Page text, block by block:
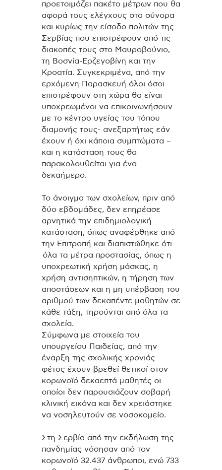
προετοιμάζει πακέτο μέτρων που θα
αφορά τους ελέγχους στα σύνορα
και κυρίως την είσοδο πολιτών της
Σερβίας που επιστρέφουν από τις
διακοπές τους στο Μαυροβούνιο,
τη Βοσνία-Ερζεγοβίνη και την
Κροατία. Συγκεκριμένα, από την
ερχόμενη Παρασκευή όλοι όσοι
επιστρέφουν στη χώρα θα είναι
υποχρεωμένοι να επικοινωνήσουν
με το κέντρο υγείας του τόπου
διαμονής τους- ανεξαρτήτως εάν
έχουν ή όχι κάποια συμπτώματα –
και η κατάσταση τους θα
παρακολουθείται για ένα
δεκαήμερο.
Το άνοιγμα των σχολείων, πριν από
δύο εβδομάδες, δεν επηρέασε
αρνητικά την επιδημιολογική
κατάσταση, όπως αναφέρθηκε από
την Επιτροπή και διαπιστώθηκε ότι
όλα τα μέτρα προστασίας, όπως η
υποχρεωτική χρήση μάσκας, η
χρήση αντισηπτικών, η τήρηση των
αποστάσεων και η μη υπέρβαση του
αριθμού των δεκαπέντε μαθητών σε
κάθε τάξη, τηρούνται από όλα τα
σχολεία.
Σύμφωνα με στοιχεία του
υπουργείου Παιδείας, από την
έναρξη της σχολικής χρονιάς
φέτος έχουν βρεθεί θετικοί στον
κορωνοϊό δεκαεπτά μαθητές οι
οποίοι δεν παρουσιάζουν σοβαρή
κλινική εικόνα και δεν χρειάστηκε
να νοσηλευτούν σε νοσοκομείο.
Στη Σερβία από την εκδήλωση της
πανδημίας νόσησαν από τον
κορωνοϊό 32.437 άνθρωποι, ενώ 733